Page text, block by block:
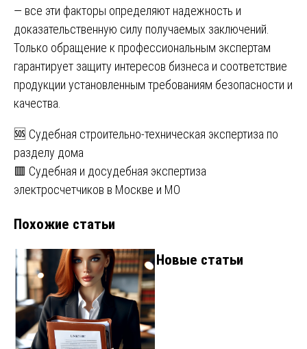
— все эти факторы определяют надежность и
доказательственную силу получаемых заключений.
Только обращение к профессиональным экспертам
гарантирует защиту интересов бизнеса и соответствие
продукции установленным требованиям безопасности и
качества.
Навигация
по
записям
🆘 Судебная строительно-техническая экспертиза по
разделу дома
🟥 Судебная и досудебная экспертиза
электросчетчиков в Москве и МО
Похожие статьи
Новые статьи